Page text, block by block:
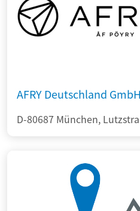
AFRY Deutschland GmbH
D-80687 München,